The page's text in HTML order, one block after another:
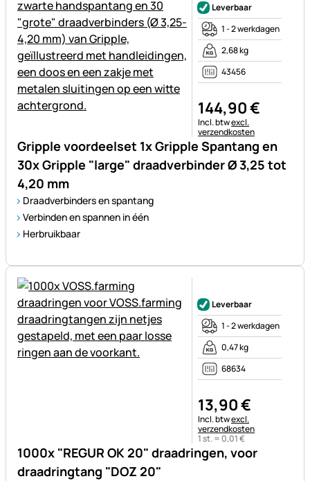
Gripple voordeelset 1x Gripple Spantang en
30x Gripple "large" draadverbinder Ø 3,25 tot
4,20 mm
Draadverbinders en spantang
Verbinden en spannen in één
Herbruikbaar
Leverbaar
1 - 2 werkdagen
2,68 kg
43456
144,90€
Belastinginformatie:
Incl. btwexcl.
verzendkosten
1000x "REGUR OK 20" draadringen, voor
draadringtang "DOZ 20"
Leverbaar
1 - 2 werkdagen
0,47 kg
68634
13,90€
Belastinginformatie:
Incl. btwexcl.
verzendkosten
1 st. = 0,01€